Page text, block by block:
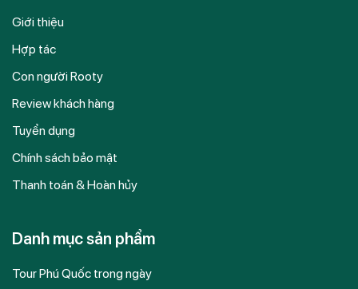
Giới thiệu
Hợp tác
Con người Rooty
Review khách hàng
Tuyển dụng
Chính sách bảo mật
Thanh toán & Hoàn hủy
Danh mục sản phẩm
Tour Phú Quốc trong ngày